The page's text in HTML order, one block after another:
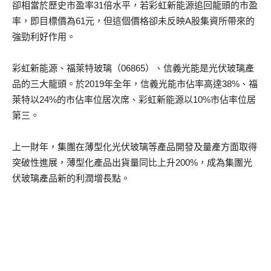
卻相當於歷史市盈率31倍水平，若彩虹新能源追回龍頭的市盈
率，即目標價為61元，但這個價格卻未反映A股集資所帶來的
強勁利好作用。
彩虹新能源、福萊特玻璃（06865）、信義光能是光伏玻璃產
品的三大龍頭。於2019年全年，信義光能市佔率高達38%、福
萊特以24%的市佔率位居次席、彩虹新能源以10%市佔率位居
第三。
上一財年，集團在薄型化光伏玻璃等產品開發及量產方面取得
突破性進展，薄型化產品出貨量同比上升200%，成為集團光
伏玻璃產品新的利潤增長點。